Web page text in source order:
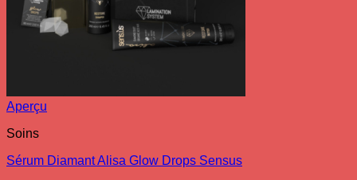
Aperçu
Soins
Sérum Diamant Alisa Glow Drops Sensus